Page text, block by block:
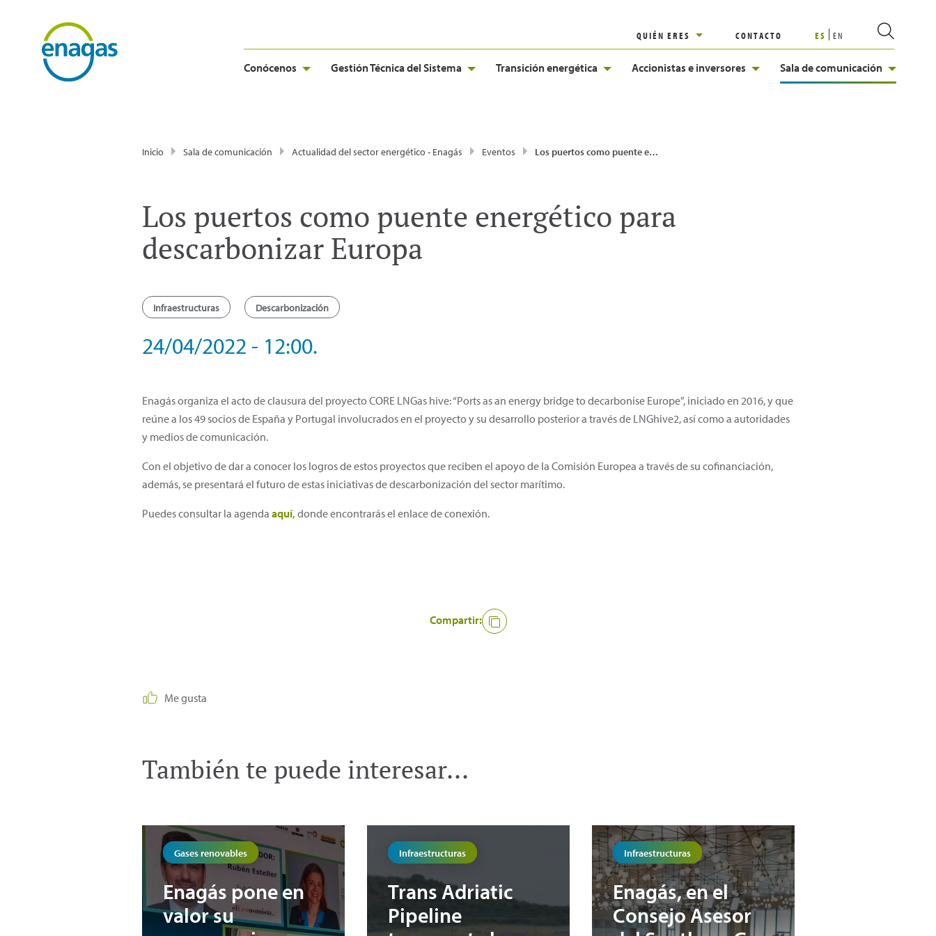
QUIÉN ERES CONTACTO ES EN
Conócenos Gestión Técnica del Sistema Transición energética Accionistas e inversores Sala de comunicación
Inicio Sala de comunicación Actualidad del sector energético - Enagás Eventos Los puertos como puente energético para descarbonizar Europa
Los puertos como puente energético para
descarbonizar Europa
Infraestructuras Descarbonización
24/04/2022 - 12:00.
Enagás organiza el acto de clausura del proyecto CORE LNGas hive: “Ports as an energy bridge to decarbonise Europe”, iniciado en 2016, y que
reúne a los 49 socios de España y Portugal involucrados en el proyecto y su desarrollo posterior a través de LNGhive2, así como a autoridades
y medios de comunicación.
Con el objetivo de dar a conocer los logros de estos proyectos que reciben el apoyo de la Comisión Europea a través de su cofinanciación,
además, se presentará el futuro de estas iniciativas de descarbonización del sector marítimo.
Puedes consultar la agenda aquí, donde encontrarás el enlace de conexión.
Compartir:
Me gusta
También te puede interesar...
Gases renovables
Enagás pone en
valor su
Infraestructuras
Trans Adriatic
Pipeline
Infraestructuras
Enagás, en el
Consejo Asesor